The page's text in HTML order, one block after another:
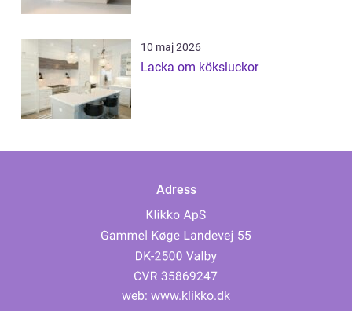
10 maj 2026
Lacka om köksluckor
Adress
web: www.klikko.dk